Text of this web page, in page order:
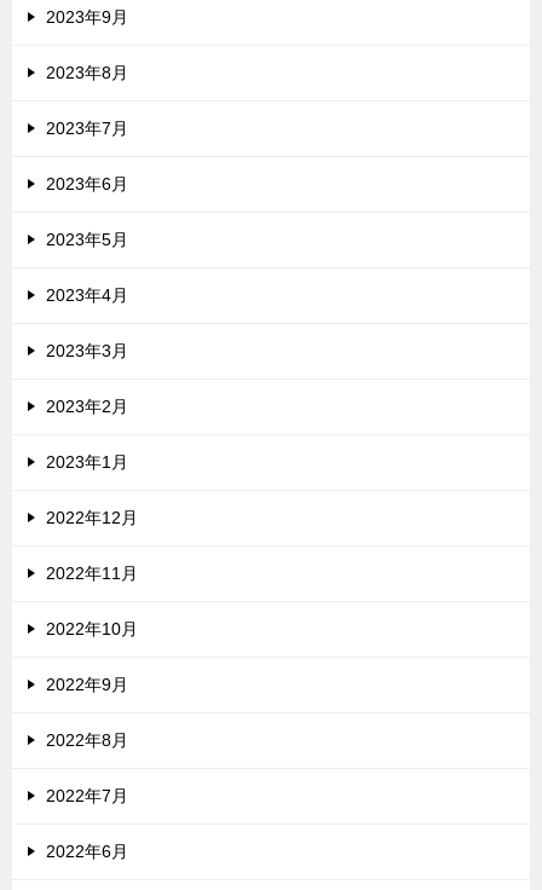
2023年9月
2023年8月
2023年7月
2023年6月
2023年5月
2023年4月
2023年3月
2023年2月
2023年1月
2022年12月
2022年11月
2022年10月
2022年9月
2022年8月
2022年7月
2022年6月